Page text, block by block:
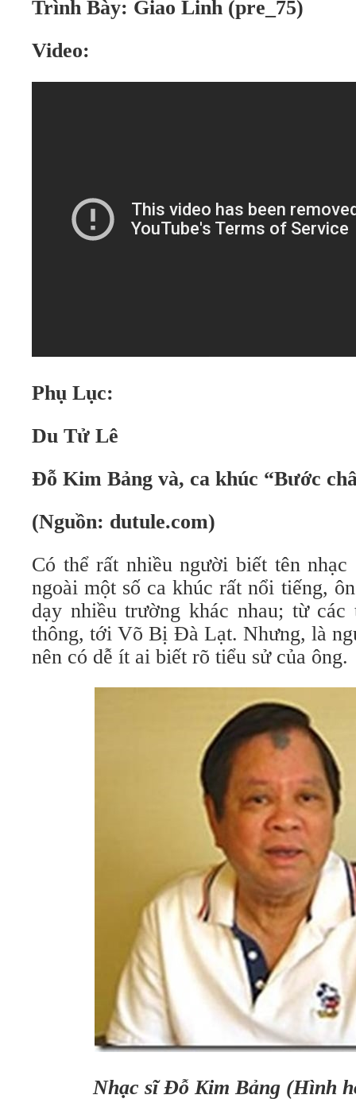
Trình Bày: Giao Linh (pre_75)
Video:
Phụ Lục:
Du Tử Lê
Đỗ Kim Bảng và, ca khúc “Bước
(Nguồn: dutule.com)
Có thể rất nhiều người biết tên
ngoài một số ca khúc rất nổi tiếng,
dạy nhiều trường khác nhau; từ
thông, tới Võ Bị Đà Lạt. Nhưng, là
nên có dễ ít ai biết rõ tiểu sử của ông.
Nhạc sĩ Đỗ Kim Bảng (Hình